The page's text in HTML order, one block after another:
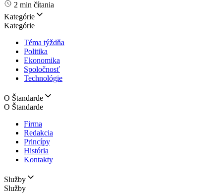
2 min čítania
Kategórie
Kategórie
Téma týždňa
Politika
Ekonomika
Spoločnosť
Technológie
O Štandarde
O Štandarde
Firma
Redakcia
Princípy
História
Kontakty
Služby
Služby